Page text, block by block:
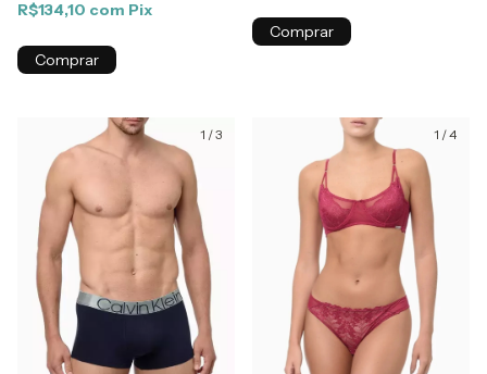
R$134,10 com Pix
Comprar
Comprar
1 /3 1 /4